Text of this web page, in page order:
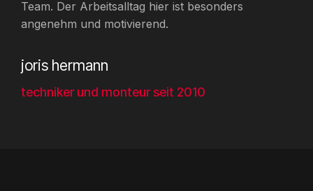
Team. Der Arbeitsalltag hier ist besonders
angenehm und motivierend.
joris hermann
techniker und monteur seit 2010